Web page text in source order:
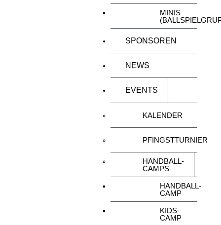
MINIS
SPONSOREN
NEWS
EVENTS
KALENDER
PFINGSTTURNIER
HANDBALL-
CAMPS
HANDBALL-
CAMP
KIDS-
CAMP